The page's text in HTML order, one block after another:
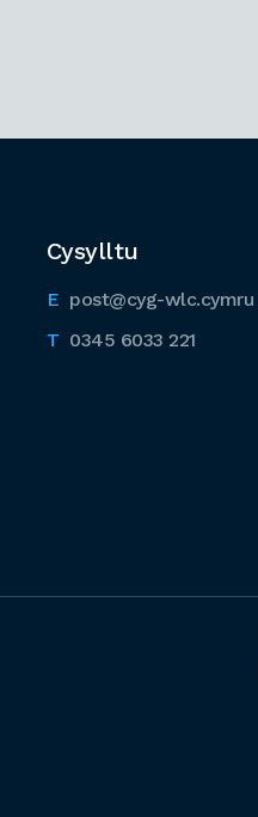
Cysylltu
post@cyg-wlc.cymru
0345 6033 221